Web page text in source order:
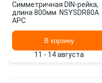
Симметричная DIN-рейка,
длина 800мм. NSYSDR80A
APC
В корзину
11 - 14 августа